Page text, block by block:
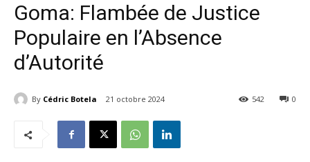
Goma: Flambée de Justice
Populaire en l’Absence
d’Autorité
By Cédric Botela 21 octobre 2024 0
542